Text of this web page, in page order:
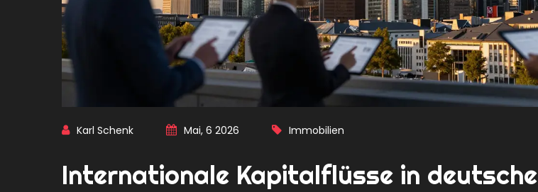
Karl Schenk Mai, 6 2026 Immobilien
Internationale Kapitalflüsse in deutsche